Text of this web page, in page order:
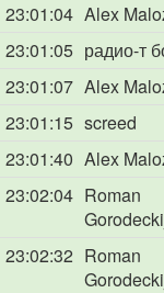
23:01:04 Alex
23:01:05 радио-т
23:01:07 Alex
23:01:15 screed
23:01:40 Alex
23:02:04 Roman
23:02:32 Roman